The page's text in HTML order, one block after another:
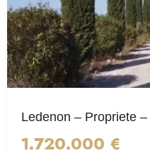
Ledenon – Propriete –
1.720.000 €